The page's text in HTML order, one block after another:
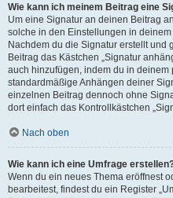
Wie kann ich meinem Beitrag eine
Um eine Signatur an deinen Beitrag
solche in den Einstellungen in
Nachdem du die Signatur erstellt und
Beitrag das Kästchen „Signatur
auch hinzufügen, indem du in
standardmäßige Anhängen deiner
einzelnen Beitrag dennoch ohne
dort einfach das Kontrollkästchen
Nach oben
Wie kann ich eine Umfrage
Wenn du ein neues Thema eröffnest
bearbeitest, findest du ein Register